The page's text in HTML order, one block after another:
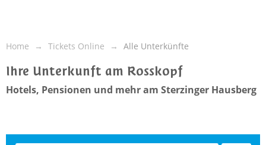
Home Tickets Online Alle Unterkünfte
Ihre Unterkunft am Rosskopf
Hotels, Pensionen und mehr am Sterzinger Hausberg